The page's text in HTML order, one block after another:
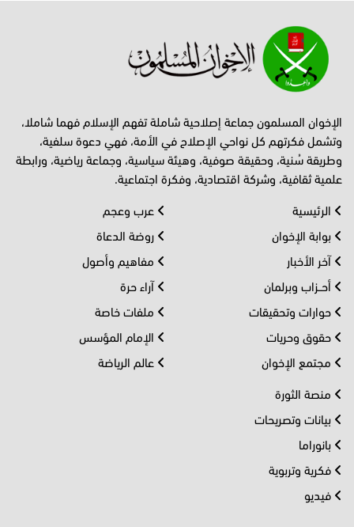
الإخوان المسلمون جماعة إصلاحية شاملة تفهم الإسلام فهما شاملا،
وتشمل فكرتهم كل نواحي الإصلاح في الأمة، فهي دعوة سلفية،
وطريقة سُنية، وحقيقة صوفية، وهيئة سياسية، وجماعة رياضية، ورابطة
علمية ثقافية، وشركة اقتصادية، وفكرة اجتماعية.
الرئيسية
بوابة الإخوان
آخر الأخبار
أحــزاب وبرلمان
حوارات وتحقيقات
حقوق وحريات
مجتمع الإخوان
عرب وعجم
روضة الدعاة
مفاهيم وأصول
آراء حرة
ملفات خاصة
الإمام المؤسس
عالم الرياضة
منصة الثورة
بيانات وتصريحات
بانوراما
فكرية وتربوية
فيديو